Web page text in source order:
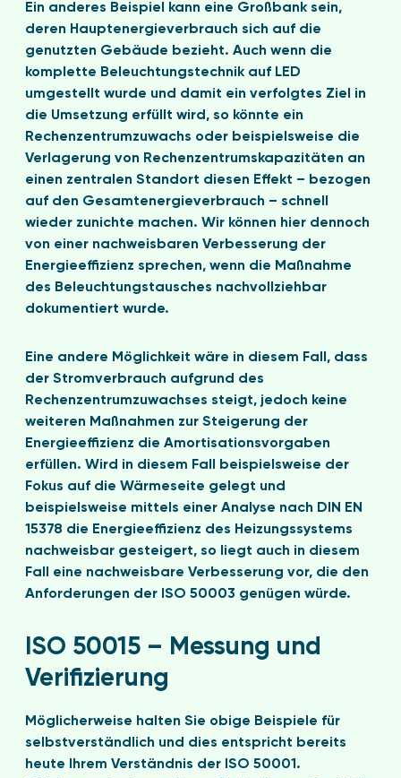
Ein anderes Beispiel kann eine Großbank sein,
deren Hauptenergieverbrauch sich auf die
genutzten Gebäude bezieht. Auch wenn die
komplette Beleuchtungstechnik auf LED
umgestellt wurde und damit ein verfolgtes Ziel in
die Umsetzung erfüllt wird, so könnte ein
Rechenzentrumzuwachs oder beispielsweise die
Verlagerung von Rechenzentrumskapazitäten an
einen zentralen Standort diesen Effekt – bezogen
auf den Gesamtenergieverbrauch – schnell
wieder zunichte machen. Wir können hier dennoch
von einer nachweisbaren Verbesserung der
Energieeffizienz sprechen, wenn die Maßnahme
des Beleuchtungstausches nachvollziehbar
dokumentiert wurde.
Eine andere Möglichkeit wäre in diesem Fall, dass
der Stromverbrauch aufgrund des
Rechenzentrumzuwachses steigt, jedoch keine
weiteren Maßnahmen zur Steigerung der
Energieeffizienz die Amortisationsvorgaben
erfüllen. Wird in diesem Fall beispielsweise der
Fokus auf die Wärmeseite gelegt und
beispielsweise mittels einer Analyse nach DIN EN
15378 die Energieeffizienz des Heizungssystems
nachweisbar gesteigert, so liegt auch in diesem
Fall eine nachweisbare Verbesserung vor, die den
Anforderungen der ISO 50003 genügen würde.
ISO 50015 – Messung und
Verifizierung
Möglicherweise halten Sie obige Beispiele für
selbstverständlich und dies entspricht bereits
heute Ihrem Verständnis der ISO 50001.